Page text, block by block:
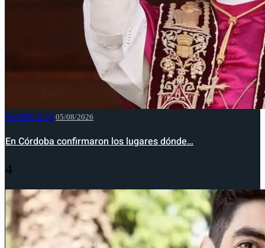
NACIONALES 05/08/2026
En Córdoba confirmaron los lugares dónde…
4